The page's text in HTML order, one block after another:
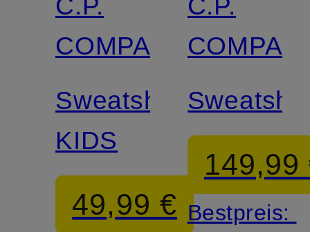
COMPANY
Sweatshirt
KIDS
49,99 €
149,99
Bestpreis: